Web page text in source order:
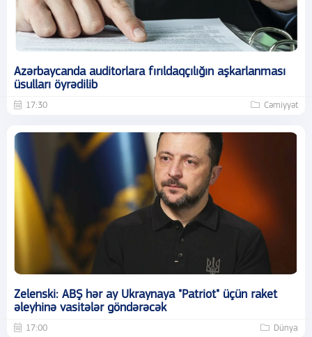
Azərbaycanda auditorlara fırıldaqçılığın aşkarlanması
üsulları öyrədilib
17:30 Cəmiyyət
Zelenski: ABŞ hər ay Ukraynaya "Patriot" üçün raket
əleyhinə vasitələr göndərəcək
17:00 Dünya